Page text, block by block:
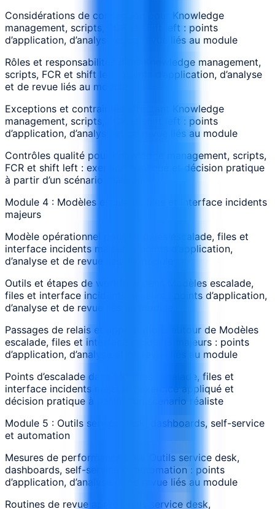
Considérations de conception pour Knowledge
management, scripts, FCR et shift left : points
d’application, d’analyse et de revue liés au module
Rôles et responsabilités dans Knowledge management,
scripts, FCR et shift left : points d’application, d’analyse
et de revue liés au module
Exceptions et contraintes affectant Knowledge
management, scripts, FCR et shift left : points
d’application, d’analyse et de revue liés au module
Contrôles qualité pour Knowledge management, scripts,
FCR et shift left : exercice appliqué et décision pratique
à partir d’un scénario réaliste
Module 4 : Modèles escalade, files et interface incidents
majeurs
Modèle opérationnel pour Modèles escalade, files et
interface incidents majeurs : points d’application,
d’analyse et de revue liés au module
Outils et étapes de workflow dans Modèles escalade,
files et interface incidents majeurs : points d’application,
d’analyse et de revue liés au module
Passages de relais et approbations autour de Modèles
escalade, files et interface incidents majeurs : points
d’application, d’analyse et de revue liés au module
Points d’escalade dans Modèles escalade, files et
interface incidents majeurs : exercice appliqué et
décision pratique à partir d’un scénario réaliste
Module 5 : Outils service desk, dashboards, self-service
et automation
Mesures de performance pour Outils service desk,
dashboards, self-service et automation : points
d’application, d’analyse et de revue liés au module
Routines de revue après Outils service desk,